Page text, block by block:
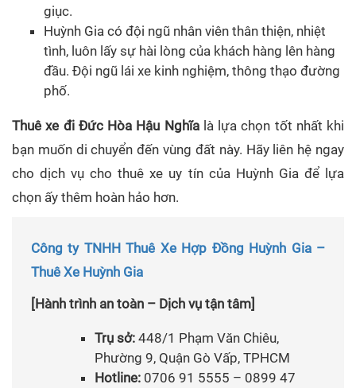
giục.
Huỳnh Gia có đội ngũ nhân viên thân thiện, nhiệt
tình, luôn lấy sự hài lòng của khách hàng lên hàng
đầu. Đội ngũ lái xe kinh nghiệm, thông thạo đường
phố.
Thuê xe đi Đức Hòa Hậu Nghĩalà lựa chọn tốt nhất khi
bạn muốn di chuyển đến vùng đất này. Hãy liên hệ ngay
cho dịch vụ cho thuê xe uy tín của Huỳnh Gia để lựa
chọn ấy thêm hoàn hảo hơn.
Công ty TNHH Thuê Xe Hợp Đồng Huỳnh Gia –
Thuê Xe Huỳnh Gia
[Hành trình an toàn – Dịch vụ tận tâm]
Trụ sở: 448/1 Phạm Văn Chiêu,
Phường 9, Quận Gò Vấp, TPHCM
Hotline: 0706 91 5555 – 0899 47